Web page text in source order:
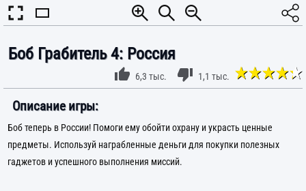
Боб Грабитель 4: Россия
6,3 тыс. 1,1 тыс.
Описание игры:
Боб теперь в России! Помоги ему обойти охрану и украсть ценные
предметы. Используй награбленные деньги для покупки полезных
гаджетов и успешного выполнения миссий.